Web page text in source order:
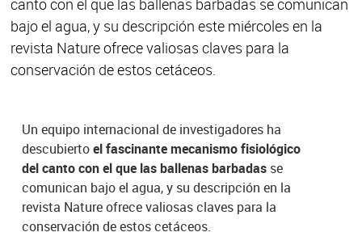
canto con el que las ballenas barbadas se comunican
bajo el agua, y su descripción este miércoles en la
revista Nature ofrece valiosas claves para la
conservación de estos cetáceos.
Un equipo internacional de investigadores ha
descubiertoel fascinante mecanismo fisiológico
del canto con el que las ballenas barbadas se
comunican bajo el agua, y su descripción en la
revista Nature ofrece valiosas claves para la
conservación de estos cetáceos.